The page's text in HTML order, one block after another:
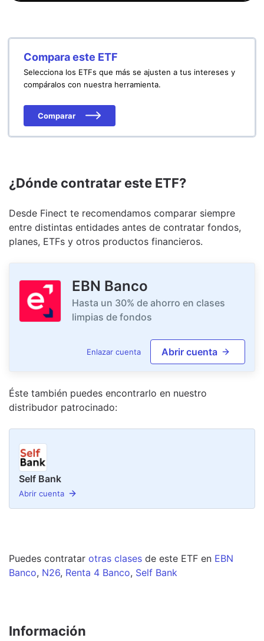
Compara este ETF
Selecciona los ETFs que más se ajusten a tus intereses y
compáralos con nuestra herramienta.
Comparar
¿Dónde contratar este ETF?
Desde Finect te recomendamos comparar siempre
entre distintas entidades antes de contratar fondos,
planes, ETFs y otros productos financieros.
EBN Banco
Hasta un 30% de ahorro en clases
limpias de fondos
Enlazar cuenta Abrir cuenta
Éste también puedes encontrarlo en nuestro
distribudor patrocinado:
Self Bank
Abrir cuenta
Puedes contratar otras clases de este ETF en EBN
Banco, N26, Renta 4 Banco, Self Bank
Información